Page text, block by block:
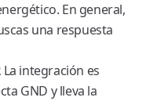
En general,
una respuesta
La integración es
GND y lleva la